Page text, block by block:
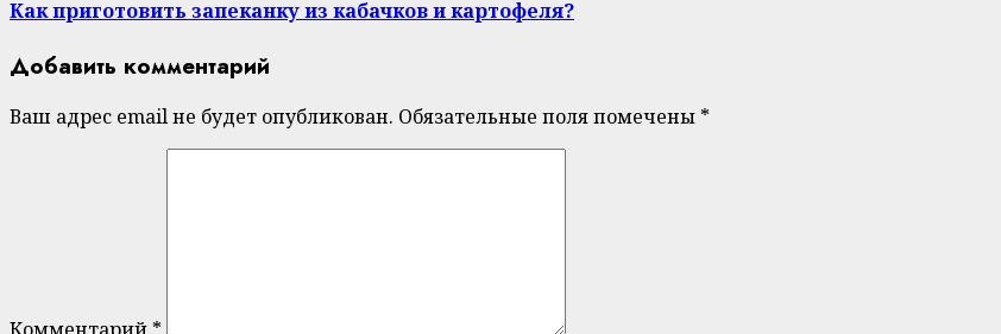
Как приготовить запеканку из кабачков и картофеля?
Добавить комментарий
Ваш адрес email не будет опубликован. Обязательные поля помечены *